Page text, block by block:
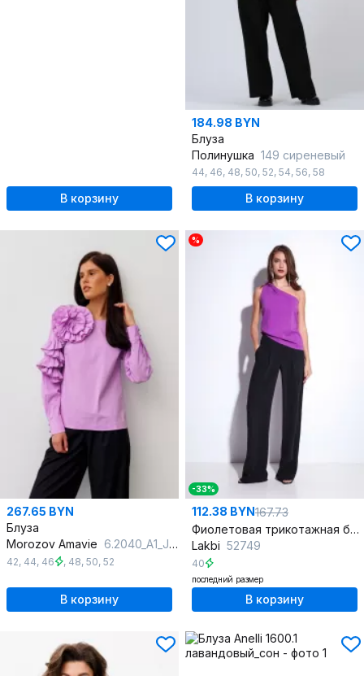
В корзину
184.98 BYN
Блуза
Полинушка 149 сиреневый
44, 46, 48, 50, 52, 54, 56, 58
В корзину
267.65 BYN
Блуза
Morozov Amavie 6.2040_A1_Joan сиреневый
42, 44, 46 , 48, 50, 52
В корзину
%
-33%
112.38 BYN167.73
Фиолетовая трикотажная блуза с асимметричным вырезом
Lakbi 52749
40
последний размер
В корзину